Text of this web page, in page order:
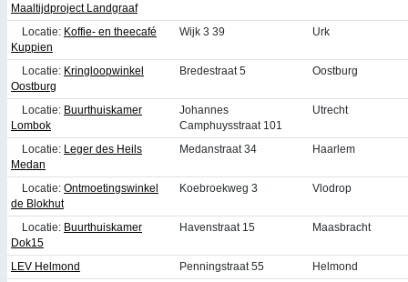
Maaltijdproject Landgraaf
Locatie: Koffie- en theecafé
Kuppien
Wijk 3 39 Urk
Locatie: Kringloopwinkel
Oostburg
Bredestraat 5 Oostburg
Locatie: Buurthuiskamer
Lombok
Johannes
Camphuysstraat 101
Utrecht
Locatie: Leger des Heils
Medan
Medanstraat 34 Haarlem
Locatie: Ontmoetingswinkel
de Blokhut
Koebroekweg 3 Vlodrop
Locatie: Buurthuiskamer
Dok15
Havenstraat 15 Maasbracht
LEV Helmond Penningstraat 55 Helmond